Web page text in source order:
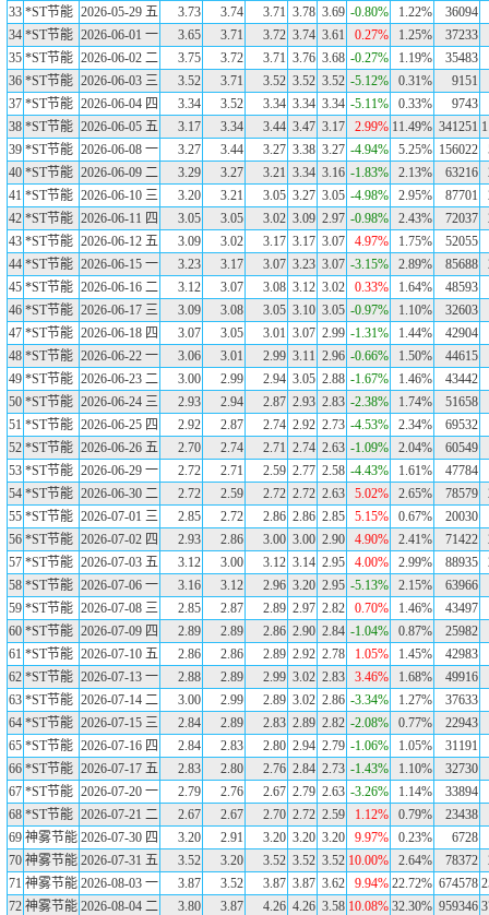
33 *ST节能 2026-05-29 五 3.73 3.74 3.71 3.78 3.69 -0.80% 1.22% 36094
34 *ST节能 2026-06-01 一 3.65 3.71 3.72 3.74 3.61 0.27% 1.25% 37233
35 *ST节能 2026-06-02 二 3.75 3.72 3.71 3.76 3.68 -0.27% 1.19% 35483
36 *ST节能 2026-06-03 三 3.52 3.71 3.52 3.52 3.52 -5.12% 0.31%
9151
37 *ST节能 2026-06-04 四 3.34 3.52 3.34 3.34 3.34 -5.11% 0.33%
9743
38 *ST节能 2026-06-05 五 3.17 3.34 3.44 3.47 3.17 2.99% 11.49% 341251
39 *ST节能 2026-06-08 一 3.27 3.44 3.27 3.38 3.27 -4.94% 5.25% 156022
40 *ST节能 2026-06-09 二 3.29 3.27 3.21 3.34 3.16 -1.83% 2.13% 63216
41 *ST节能 2026-06-10 三 3.20 3.21 3.05 3.27 3.05 -4.98% 2.95% 87701
42 *ST节能 2026-06-11 四 3.05 3.05 3.02 3.09 2.97 -0.98% 2.43% 72037
43 *ST节能 2026-06-12 五 3.09 3.02 3.17 3.17 3.07 4.97% 1.75% 52055
44 *ST节能 2026-06-15 一 3.23 3.17 3.07 3.23 3.07 -3.15% 2.89% 85688
45 *ST节能 2026-06-16 二 3.12 3.07 3.08 3.12 3.02 0.33% 1.64% 48593
46 *ST节能 2026-06-17 三 3.09 3.08 3.05 3.10 3.05 -0.97% 1.10% 32603
47 *ST节能 2026-06-18 四 3.07 3.05 3.01 3.07 2.99 -1.31% 1.44% 42904
48 *ST节能 2026-06-22 一 3.06 3.01 2.99 3.11 2.96 -0.66% 1.50% 44615
49 *ST节能 2026-06-23 二 3.00 2.99 2.94 3.05 2.88 -1.67% 1.46% 43442
50 *ST节能 2026-06-24 三 2.93 2.94 2.87 2.93 2.83 -2.38% 1.74% 51658
51 *ST节能 2026-06-25 四 2.92 2.87 2.74 2.92 2.73 -4.53% 2.34% 69532
52 *ST节能 2026-06-26 五 2.70 2.74 2.71 2.74 2.63 -1.09% 2.04% 60549
53 *ST节能 2026-06-29 一 2.72 2.71 2.59 2.77 2.58 -4.43% 1.61% 47784
54 *ST节能 2026-06-30 二 2.72 2.59 2.72 2.72 2.63 5.02% 2.65% 78579
55 *ST节能 2026-07-01 三 2.85 2.72 2.86 2.86 2.85 5.15% 0.67%
20030
56 *ST节能 2026-07-02 四 2.93 2.86 3.00 3.00 2.90 4.90% 2.41% 71422
57 *ST节能 2026-07-03 五 3.12 3.00 3.12 3.14 2.95 4.00% 2.99% 88935
58 *ST节能 2026-07-06 一 3.16 3.12 2.96 3.20 2.95 -5.13% 2.15% 63966
59 *ST节能 2026-07-08 三 2.85 2.87 2.89 2.97 2.82 0.70% 1.46% 43497
60 *ST节能 2026-07-09 四 2.89 2.89 2.86 2.90 2.84 -1.04% 0.87%
25982
61 *ST节能 2026-07-10 五 2.86 2.86 2.89 2.92 2.78 1.05% 1.45% 42983
62 *ST节能 2026-07-13 一 2.88 2.89 2.99 3.02 2.83 3.46% 1.68% 49916
63 *ST节能 2026-07-14 二 3.00 2.99 2.89 3.02 2.86 -3.34% 1.27% 37633
64 *ST节能 2026-07-15 三 2.84 2.89 2.83 2.89 2.82 -2.08% 0.77%
22943
65 *ST节能 2026-07-16 四 2.84 2.83 2.80 2.94 2.79 -1.06% 1.05%
31191
66 *ST节能 2026-07-17 五 2.83 2.80 2.76 2.84 2.73 -1.43% 1.10%
32730
67 *ST节能 2026-07-20 一 2.79 2.76 2.67 2.79 2.63 -3.26% 1.14%
33894
68 *ST节能 2026-07-21 二 2.67 2.67 2.70 2.72 2.59 1.12% 0.79%
23438
69 神雾节能 2026-07-30 四 3.20 2.91 3.20 3.20 3.20 9.97% 0.23%
6728
70 神雾节能 2026-07-31 五 3.52 3.20 3.52 3.52 3.52 10.00% 2.64% 78372
71 神雾节能 2026-08-03 一 3.87 3.52 3.87 3.87 3.62 9.94% 22.72% 674578
72 神雾节能 2026-08-04 二 3.80 3.87 4.26 4.26 3.58 10.08% 32.30% 959346